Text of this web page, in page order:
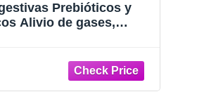
Prebióticos y
Alivio de gases,